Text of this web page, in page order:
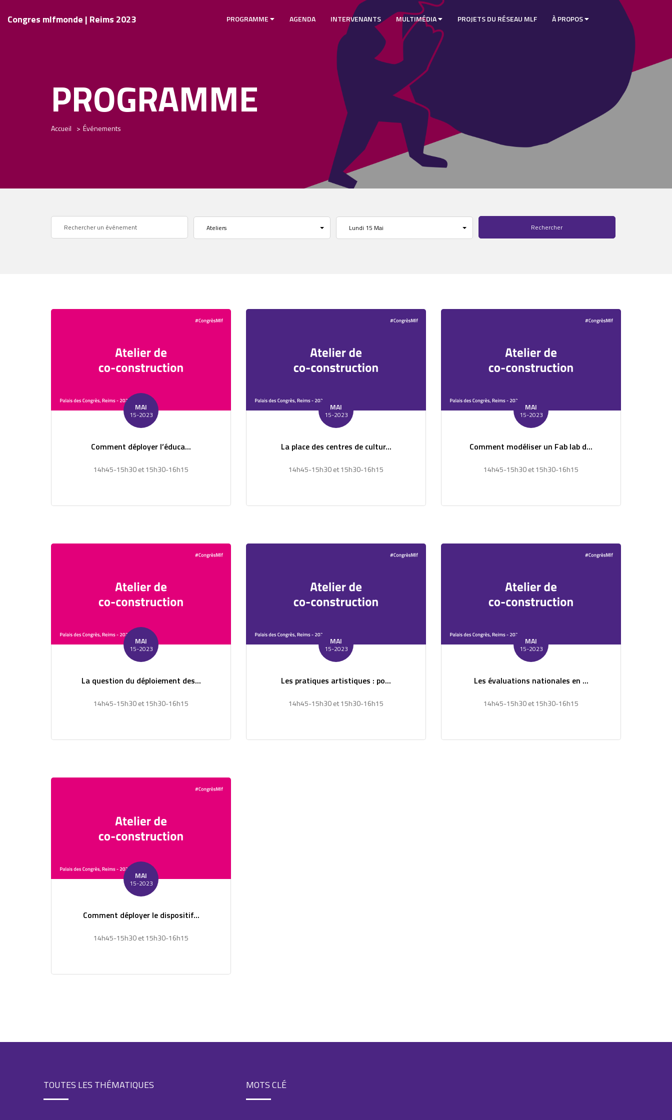
Congres mlfmonde | Reims 2023 PROGRAMME AGENDA INTERVENANTS MULTIMÉDIA PROJETS DU RÉSEAU MLF À PROPOS
PROGRAMME
Accueil Événements
Ateliers Lundi 15 Mai
MAI
15-2023
Comment déployer l’éduca...
14h45-15h30 et 15h30-16h15
MAI
15-2023
La place des centres de cultur...
14h45-15h30 et 15h30-16h15
MAI
15-2023
Comment modéliser un Fab lab d...
14h45-15h30 et 15h30-16h15
MAI
15-2023
La question du déploiement des...
14h45-15h30 et 15h30-16h15
MAI
15-2023
Les pratiques artistiques : po...
14h45-15h30 et 15h30-16h15
MAI
15-2023
Les évaluations nationales en ...
14h45-15h30 et 15h30-16h15
MAI
15-2023
Comment déployer le dispositif...
14h45-15h30 et 15h30-16h15
TOUTES LES THÉMATIQUES MOTS CLÉ